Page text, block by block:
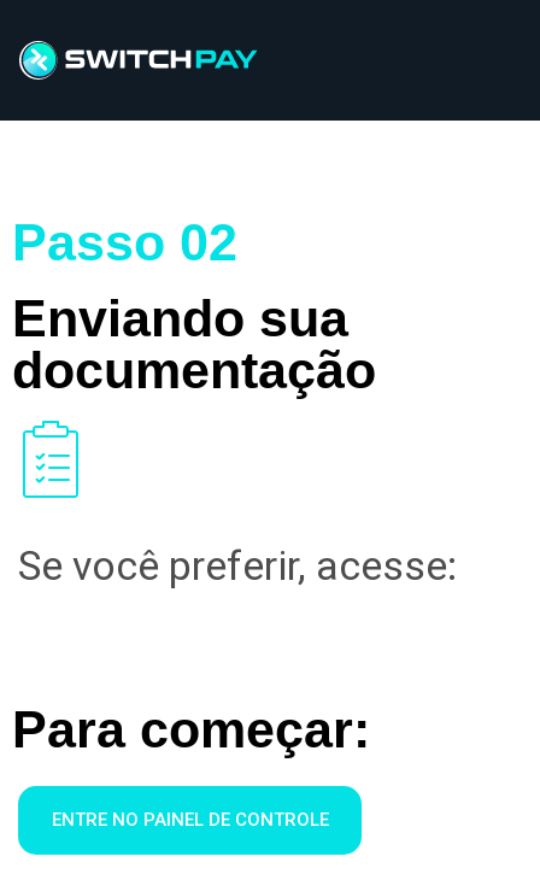
Passo 02
Enviando sua
documentação
Se você preferir, acesse:
Para começar:
ENTRE NO PAINEL DE CONTROLE